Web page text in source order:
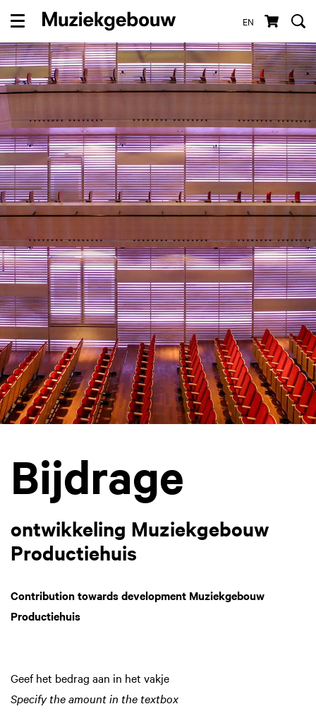
EN
Menu
Bijdrage
ontwikkeling Muziekgebouw
Productiehuis
Contribution towards development Muziekgebouw
Productiehuis
Geef het bedrag aan in het vakje
Specify the amount in the textbox